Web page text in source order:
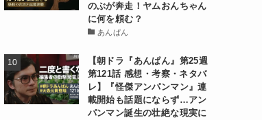
のぶが奔走！ヤムおんちゃん
に何を頼む？
あんぱん
【朝ドラ『あんぱん』第25週
第121話 感想・考察・ネタバ
レ】『怪傑アンパンマン』連
載開始も話題にならず…アン
パンマン誕生の壮絶な現実に